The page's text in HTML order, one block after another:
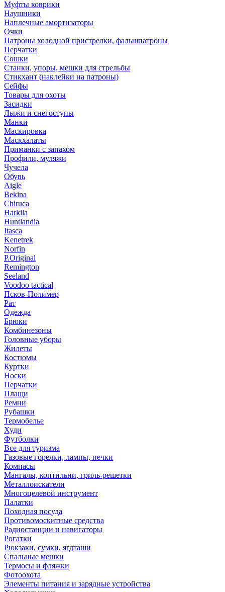
Муфты коврики
Наушники
Наплечные амортизаторы
Очки
Патроны холодной пристрелки, фальшпатроны
Перчатки
Сошки
Станки, упоры, мешки для стрельбы
Стикхант (наклейки на патроны)
Сейфы
Товары для охоты
Засидки
Лыжи и снегоступы
Манки
Маскировка
Маскхалаты
Приманки с запахом
Профили, муляжи
Чучела
Обувь
Aigle
Bekina
Chiruсa
Harkila
Huntlandia
Itasca
Kenetrek
Norfin
P.Original
Remington
Seeland
Voodoo tactical
Псков-Полимер
Рат
Одежда
Брюки
Комбинезоны
Головные уборы
Жилеты
Костюмы
Куртки
Носки
Перчатки
Плащи
Ремни
Рубашки
Термобелье
Худи
Футболки
Все для туризма
Газовые горелки, лампы, печки
Компасы
Мангалы, коптильни, гриль-решетки
Металлоискатели
Многоцелевой инструмент
Палатки
Походная посуда
Противомоскитные средства
Радиостанции и навигаторы
Рогатки
Рюкзаки, сумки, ягдташи
Спальные мешки
Термосы и фляжки
Фотоохота
Элементы питания и зарядные устройства